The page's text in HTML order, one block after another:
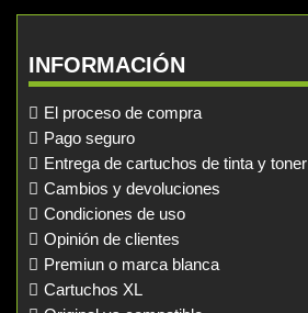
INFORMACIÓN
El proceso de compra
Pago seguro
Entrega de cartuchos de tinta y toner
Cambios y devoluciones
Condiciones de uso
Opinión de clientes
Premiun o marca blanca
Cartuchos XL